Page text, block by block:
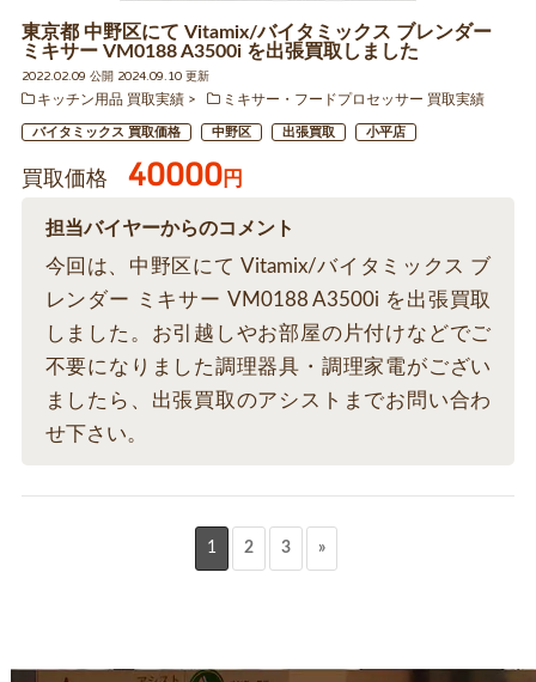
東京都 中野区にて Vitamix/バイタミックス ブレンダー
ミキサー VM0188 A3500i を出張買取しました
2022.02.09 公開 2024.09.10 更新
キッチン用品 買取実績
ミキサー・フードプロセッサー 買取実績
バイタミックス 買取価格 中野区 出張買取 小平店
買取価格 40000円
担当バイヤーからのコメント
今回は、中野区にて Vitamix/バイタミックス ブ
レンダー ミキサー VM0188 A3500i を出張買取
しました。お引越しやお部屋の片付けなどでご
不要になりました調理器具・調理家電がござい
ましたら、出張買取のアシストまでお問い合わ
せ下さい。
1 2 3 »